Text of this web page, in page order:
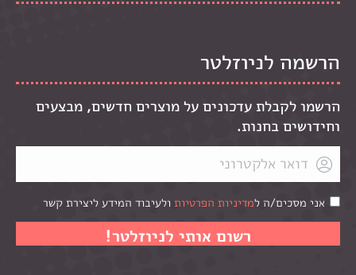
הרשמה לניוזלטר
הרשמו לקבלת עדכונים על מוצרים חדשים, מבצעים
וחידושים בחנות.
אני מסכים/ה למדיניות הפרטיות ולעיבוד המידע ליצירת קשר